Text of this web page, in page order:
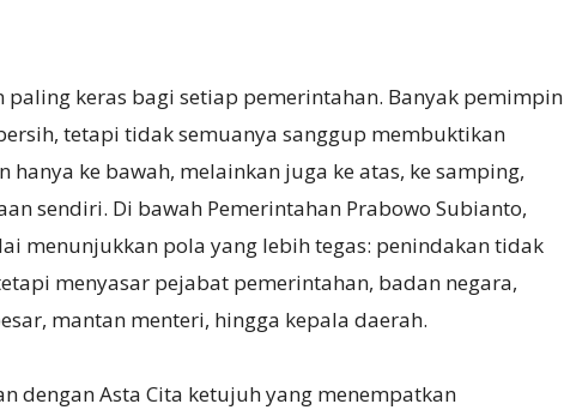
keras bagi setiap pemerintahan. Banyak pemimpin
tetapi tidak semuanya sanggup membuktikan
ke bawah, melainkan juga ke atas, ke samping,
sendiri. Di bawah Pemerintahan Prabowo Subianto,
menunjukkan pola yang lebih tegas: penindakan tidak
menyasar pejabat pemerintahan, badan negara,
mantan menteri, hingga kepala daerah.
dengan Asta Cita ketujuh yang menempatkan